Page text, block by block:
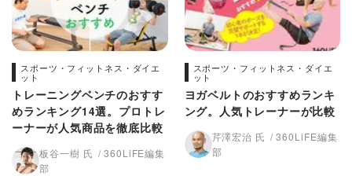
スポーツ・フィットネス・ダイエ
ット
トレーニングベンチのおすす
めランキング14選。プロトレ
ーナーが人気商品を徹底比較
板谷一樹 氏
360LiFE編集
部
スポーツ・フィットネス・ダイエ
ット
ヨガベルトのおすすめランキ
ング。人気トレーナーが比較
芹澤宏治 氏
360LiFE編集
部